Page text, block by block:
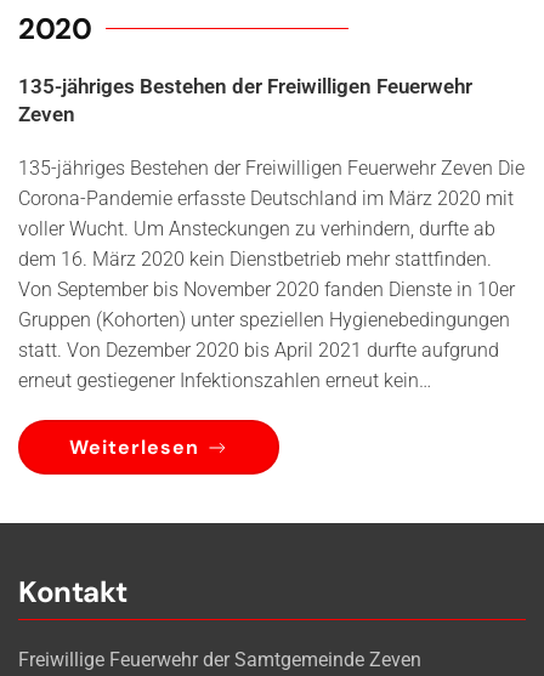
2020
135-jähriges Bestehen der Freiwilligen Feuerwehr
Zeven
135-jähriges Bestehen der Freiwilligen Feuerwehr Zeven Die
Corona-Pandemie erfasste Deutschland im März 2020 mit
voller Wucht. Um Ansteckungen zu verhindern, durfte ab
dem 16. März 2020 kein Dienstbetrieb mehr stattfinden.
Von September bis November 2020 fanden Dienste in 10er
Gruppen (Kohorten) unter speziellen Hygienebedingungen
statt. Von Dezember 2020 bis April 2021 durfte aufgrund
erneut gestiegener Infektionszahlen erneut kein…
Weiterlesen
Kontakt
Freiwillige Feuerwehr der Samtgemeinde Zeven